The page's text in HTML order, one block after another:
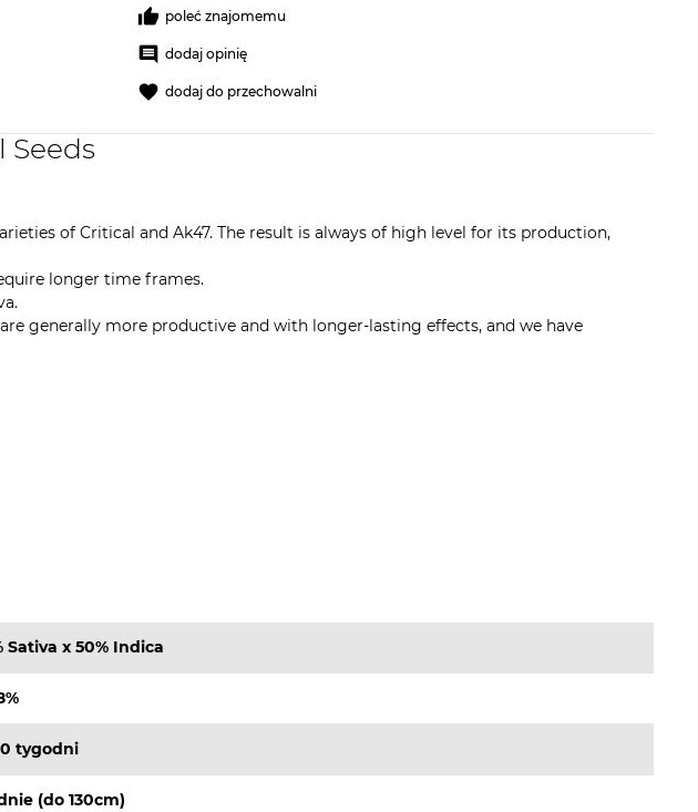
poleć znajomemu
dodaj opinię
dodaj do przechowalni
of Critical and Ak47. The result is always of high level for its production,
longer time frames.
generally more productive and with longer-lasting effects, and we have
Sativa x 50% Indica
tygodni
(do 130cm)